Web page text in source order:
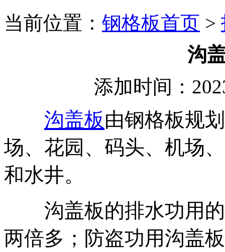
当前位置： 钢格板首页 >
沟
添加时间：
沟盖板由钢格板规
场、花园、码头、机场
和水井。
沟盖板的排水功用的
两倍多；防盗功用沟盖